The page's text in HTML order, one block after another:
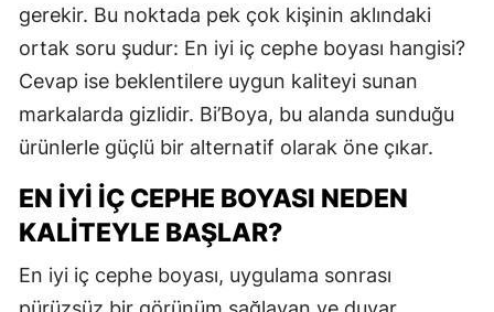
gerekir. Bu noktada pek çok kişinin aklındaki
ortak soru şudur: En iyi iç cephe boyası hangisi?
Cevap ise beklentilere uygun kaliteyi sunan
markalarda gizlidir. Bi’Boya, bu alanda sunduğu
ürünlerle güçlü bir alternatif olarak öne çıkar.
EN İYI İÇ CEPHE BOYASI NEDEN
KALITEYLE BAŞLAR?
En iyi iç cephe boyası, uygulama sonrası